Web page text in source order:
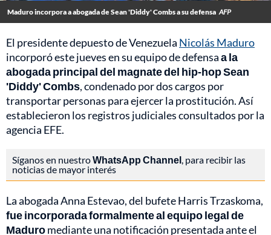
Maduro incorpora a abogada de Sean 'Diddy' Combs a su defensa AFP
El presidente depuesto de Venezuela Nicolás Maduro
incorporó este jueves en su equipo de defensaa la
abogada principal del magnate del hip-hop Sean
'Diddy' Combs, condenado por dos cargos por
transportar personas para ejercer la prostitución. Así
establecieron los registros judiciales consultados por la
agencia EFE.
Síganos en nuestroWhatsApp Channel, para recibir las
noticias de mayor interés
La abogada Anna Estevao, del bufete Harris Trzaskoma,
fue incorporada formalmente al equipo legal de
Maduromediante una notificación presentada ante el